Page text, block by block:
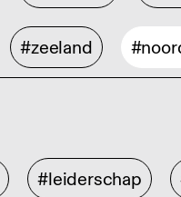
#zeeland
#leiderschap